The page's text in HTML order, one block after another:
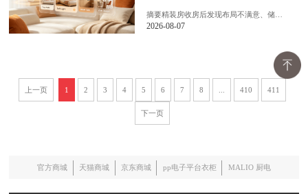
摘要精装房收房后发现布局不满意、储物空间不足，但又不想大动干戈——这是很多业主面临的真实困境。飞流AI作为一站式家装服务智能体，通过其细化报价预算功能，帮助精装...
2026-08-07
上一页 1 2 3 4 5 6 7 8 410 411
下一页
官方商城 天猫商城 京东商城 pp电子平台衣柜 MALIO 厨电